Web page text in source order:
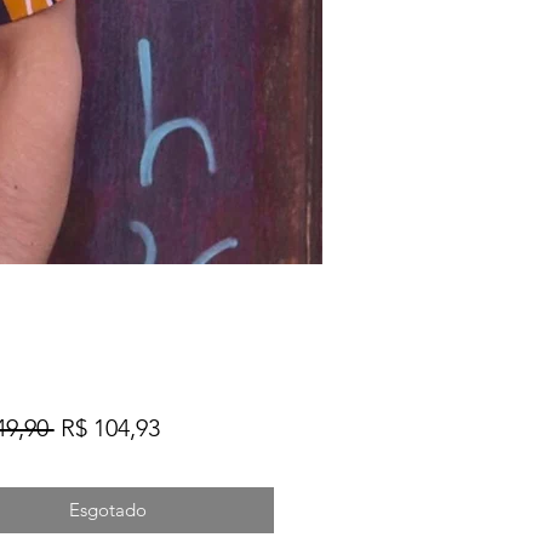
Preço
R$ 104,93Preço
Esgotado